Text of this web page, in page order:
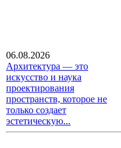
06.08.2026
Архитектура — это
искусство и наука
проектирования
пространств, которое не
только создает
эстетическую...